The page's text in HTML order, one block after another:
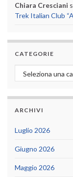
Chiara Cresciani
Trek Italian Club
CATEGORIE
Categorie
ARCHIVI
Luglio 2026
Giugno 2026
Maggio 2026